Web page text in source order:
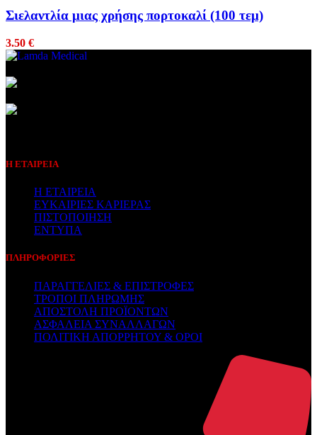
Σιελαντλία μιας χρήσης πορτοκαλί (100 τεμ)
3.50 €
Η ΕΤΑΙΡΕΙΑ
Η ΕΤΑΙΡΕΙΑ
ΕΥΚΑΙΡΙΕΣ ΚΑΡΙΕΡΑΣ
ΠΙΣΤΟΠΟΙΗΣΗ
ΕΝΤΥΠΑ
ΠΛΗΡΟΦΟΡΙΕΣ
ΠΑΡΑΓΓΕΛΙΕΣ & ΕΠΙΣΤΡΟΦΕΣ
ΤΡΟΠΟΙ ΠΛΗΡΩΜΗΣ
ΑΠΟΣΤΟΛΗ ΠΡΟΪΟΝΤΩΝ
ΑΣΦΑΛΕΙΑ ΣΥΝΑΛΛΑΓΩΝ
ΠΟΛΙΤΙΚΗ ΑΠΟΡΡΗΤΟΥ & ΟΡΟΙ